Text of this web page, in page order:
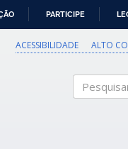
PARTICIPE
ACESSIBILIDADE ALTO